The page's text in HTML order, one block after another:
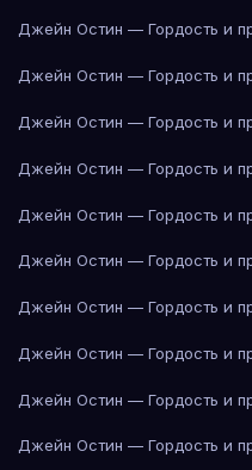
Джейн Остин — Гордость и
Джейн Остин — Гордость и
Джейн Остин — Гордость и
Джейн Остин — Гордость и
Джейн Остин — Гордость и
Джейн Остин — Гордость и
Джейн Остин — Гордость и
Джейн Остин — Гордость и
Джейн Остин — Гордость и
Джейн Остин — Гордость и